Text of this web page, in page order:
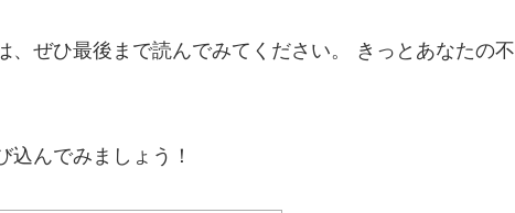
、ぜひ最後まで読んでみてください。 きっとあなたの不
んでみましょう！